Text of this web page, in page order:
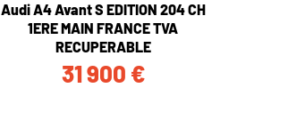
Audi A4 Avant S EDITION 204 CH
1ERE MAIN FRANCE TVA
RECUPERABLE
31 900 €